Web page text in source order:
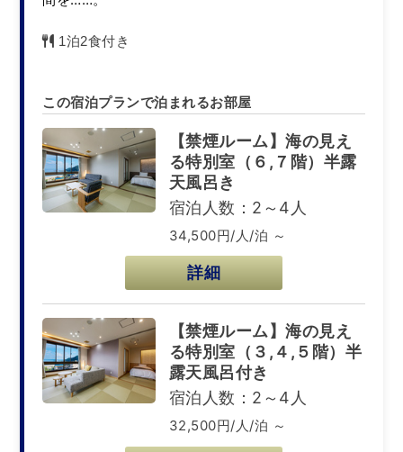
1泊2食付き
この宿泊プランで泊まれるお部屋
【禁煙ルーム】海の見え
る特別室（６,７階）半露
天風呂き
宿泊人数：2～4人
34,500円/人/泊 ～
詳細
【禁煙ルーム】海の見え
る特別室（３,４,５階）半
露天風呂付き
宿泊人数：2～4人
32,500円/人/泊 ～